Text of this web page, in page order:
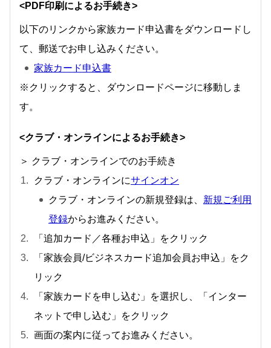
<PDF印刷によるお手続き>
以下のリンクから家族カード申込書をダウンロードし
て、郵送でお申し込みください。
家族カード申込書
※クリックすると、ダウンロードページに移動しま
す。
<クラブ・オンラインによるお手続き>
＞ クラブ・オンラインでのお手続き
クラブ・オンラインにサインオン
クラブ・オンラインの新規登録は、 新規ご利用
登録からお進みください。
「追加カード／各種お申込」をクリック
「家族会員/ビジネスカード追加会員お申込」をク
リック
「家族カードを申し込む」を選択し、「インター
ネットで申し込む」をクリック
画面の案内に従ってお進みください。